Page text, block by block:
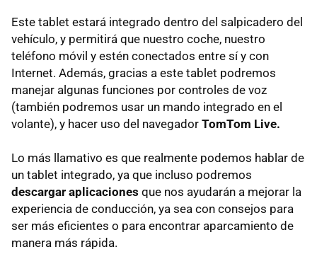
Este tablet estará integrado dentro del salpicadero del
vehículo, y permitirá que nuestro coche, nuestro
teléfono móvil y estén conectados entre sí y con
Internet. Además, gracias a este tablet podremos
manejar algunas funciones por controles de voz
(también podremos usar un mando integrado en el
volante), y hacer uso del navegador TomTom Live.
Lo más llamativo es que realmente podemos hablar de
un tablet integrado, ya que incluso podremos
descargar aplicaciones que nos ayudarán a mejorar la
experiencia de conducción, ya sea con consejos para
ser más eficientes o para encontrar aparcamiento de
manera más rápida.